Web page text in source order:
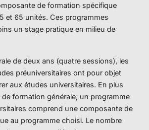
de formation spécifique
et 65 unités. Ces programmes
un stage pratique en milieu de
de deux ans (quatre sessions), les
préuniversitaires ont pour objet
aux études universitaires. En plus
formation générale, un programme
comprend une composante de
au programme choisi. Le nombre